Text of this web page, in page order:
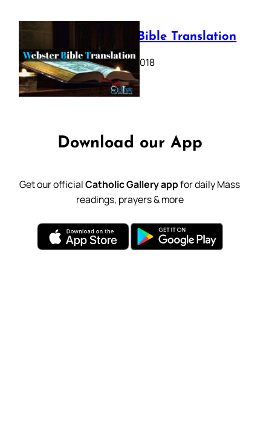
Webster Bible Translation
October 11, 2018
Download our App
Get our officialCatholic Gallery appfor daily Mass
readings, prayers & more